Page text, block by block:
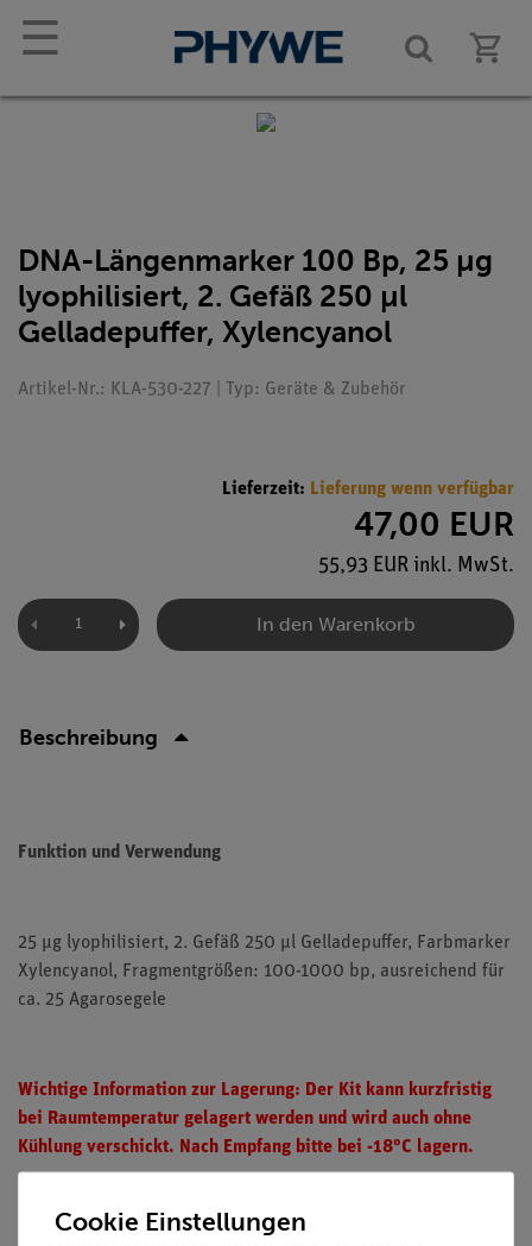
☰
DNA-Längenmarker 100 Bp, 25 µg
lyophilisiert, 2. Gefäß 250 µl
Gelladepuffer, Xylencyanol
Artikel-Nr.: KLA-530-227 | Typ: Geräte & Zubehör
Lieferzeit: Lieferung wenn verfügbar
47,00 EUR
55,93 EUR inkl. MwSt.
In den Warenkorb
Beschreibung
Funktion und Verwendung
25 µg lyophilisiert, 2. Gefäß 250 µl Gelladepuffer, Farbmarker
Xylencyanol, Fragmentgrößen: 100-1000 bp, ausreichend für
ca. 25 Agarosegele
Wichtige Information zur Lagerung: Der Kit kann kurzfristig
bei Raumtemperatur gelagert werden und wird auch ohne
Kühlung verschickt. Nach Empfang bitte bei -18°C lagern.
Hinweis: Für diesen Artikel wird ein Verbrauch innerhalb von
Cookie Einstellungen